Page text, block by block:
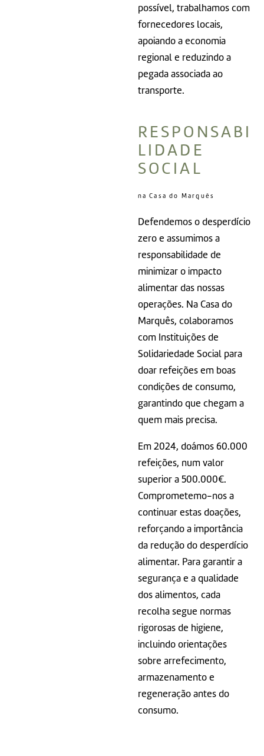
possível, trabalhamos com
fornecedores locais,
apoiando a economia
regional e reduzindo a
pegada associada ao
transporte.
RESPONSABI
LIDADE
SOCIAL
na Casa do Marquês
Defendemos o desperdício
zero e assumimos a
responsabilidade de
minimizar o impacto
alimentar das nossas
operações. Na Casa do
Marquês, colaboramos
com Instituições de
Solidariedade Social para
doar refeições em boas
condições de consumo,
garantindo que chegam a
quem mais precisa.
Em 2024, doámos 60.000
refeições, num valor
superior a 500.000€.
Comprometemo-nos a
continuar estas doações,
reforçando a importância
da redução do desperdício
alimentar. Para garantir a
segurança e a qualidade
dos alimentos, cada
recolha segue normas
rigorosas de higiene,
incluindo orientações
sobre arrefecimento,
armazenamento e
regeneração antes do
consumo.